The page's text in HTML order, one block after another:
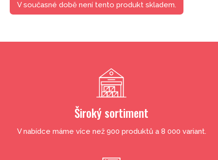
V současné době není tento produkt skladem.
Široký sortiment
V nabídce máme více než 900 produktů a 8 000 variant.